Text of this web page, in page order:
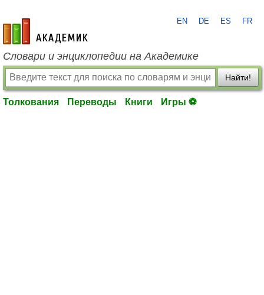
academic.ru
EN DE ES FR
Словари и энциклопедии на Академике
Найти!
Толкования Переводы Книги Игры ⚽